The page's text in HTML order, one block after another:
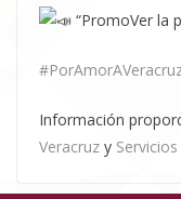
“PromoVer la
Información
Veracruz y